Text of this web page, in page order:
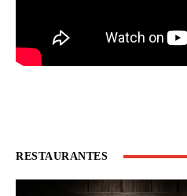
RESTAURANTES